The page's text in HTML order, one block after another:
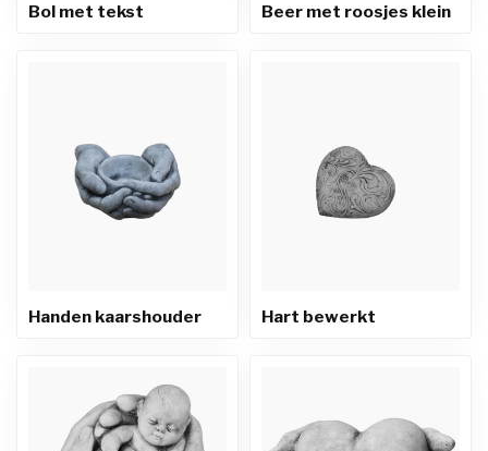
Bol met tekst Beer met roosjes klein
Handen kaarshouder Hart bewerkt